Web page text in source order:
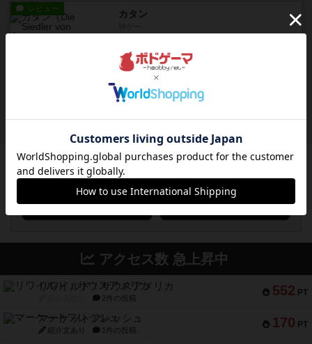
レビュー カタン
充実
『Squad Leader』用の追加マップとして発売され
ボドゲーマのアプリ版はこちら
アクセス数 急上昇中
552 PT
リワイルド：サウスアメリカ
2件の投稿
170 PT
マーケットフレッシュ
紹介文あり 1件の投稿